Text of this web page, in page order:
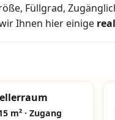
Füllgrad,
Ihnen hier einige
m² · Zugang